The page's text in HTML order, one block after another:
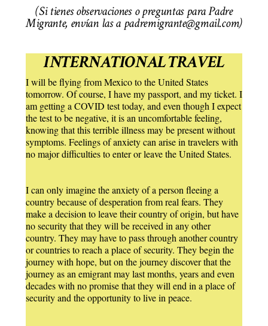
(Si tienes observaciones o preguntas para Padre
Migrante, envían las a padremigrante@gmail.com)
INTERNATIONAL TRAVEL
I will be flying from Mexico to the United States
tomorrow. Of course, I have my passport, and my ticket. I
am getting a COVID test today, and even though I expect
the test to be negative, it is an uncomfortable feeling,
knowing that this terrible illness may be present without
symptoms. Feelings of anxiety can arise in travelers with
no major difficulties to enter or leave the United States.
I can only imagine the anxiety of a person fleeing a
country because of desperation from real fears. They
make a decision to leave their country of origin, but have
no security that they will be received in any other
country. They may have to pass through another country
or countries to reach a place of security. They begin the
journey with hope, but on the journey discover that the
journey as an emigrant may last months, years and even
decades with no promise that they will end in a place of
security and the opportunity to live in peace.